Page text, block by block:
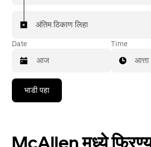
अंतिम ठिकाण लिहा
Date
Press
down
interact
Time
आत्ता
भाडी पहा